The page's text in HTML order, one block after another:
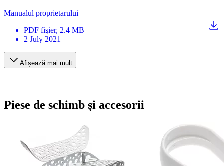
Manualul proprietarului
PDF fişier, 2.4 MB
2 July 2021
Afișează mai mult
Piese de schimb şi accesorii